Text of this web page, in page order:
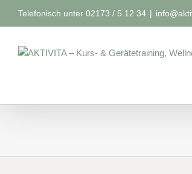
Telefonisch unter 02173 / 5 12 34 |